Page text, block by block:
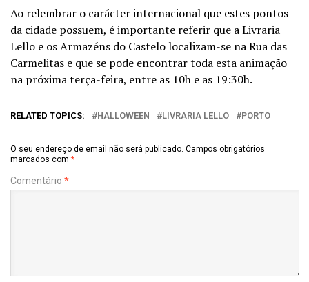
Ao relembrar o carácter internacional que estes pontos
da cidade possuem, é importante referir que a Livraria
Lello e os Armazéns do Castelo localizam-se na Rua das
Carmelitas e que se pode encontrar toda esta animação
na próxima terça-feira, entre as 10h e as 19:30h.
RELATED TOPICS: HALLOWEEN LIVRARIA LELLO PORTO
O seu endereço de email não será publicado. Campos obrigatórios
marcados com *
Comentário *